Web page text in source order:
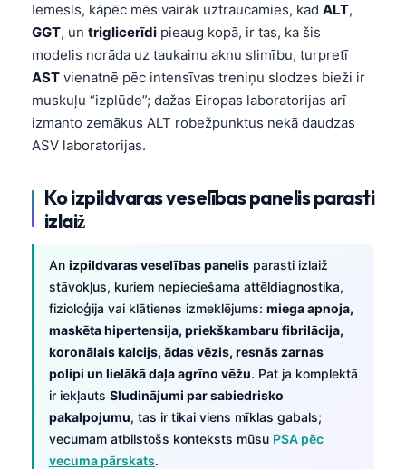
Iemesls, kāpēc mēs vairāk uztraucamies, kad ALT,
GGT, un triglicerīdi pieaug kopā, ir tas, ka šis
modelis norāda uz taukainu aknu slimību, turpretī
AST vienatnē pēc intensīvas treniņu slodzes bieži ir
muskuļu “izplūde”; dažas Eiropas laboratorijas arī
izmanto zemākus ALT robežpunktus nekā daudzas
ASV laboratorijas.
Ko izpildvaras veselības panelis parasti
izlaiž
An izpildvaras veselības panelis parasti izlaiž
stāvokļus, kuriem nepieciešama attēldiagnostika,
fizioloģija vai klātienes izmeklējums: miega apnoja,
maskēta hipertensija, priekškambaru fibrilācija,
koronālais kalcijs, ādas vēzis, resnās zarnas
polipi un lielākā daļa agrīno vēžu. Pat ja komplektā
ir iekļauts Sludinājumi par sabiedrisko
pakalpojumu, tas ir tikai viens mīklas gabals;
vecumam atbilstošs konteksts mūsu PSA pēc
vecuma pārskats.